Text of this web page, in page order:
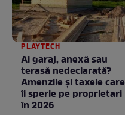
PLAYTECH
Ai garaj, anexă sau
terasă nedeclarată?
Amenzile și taxele care
îi sperie pe proprietari
în 2026